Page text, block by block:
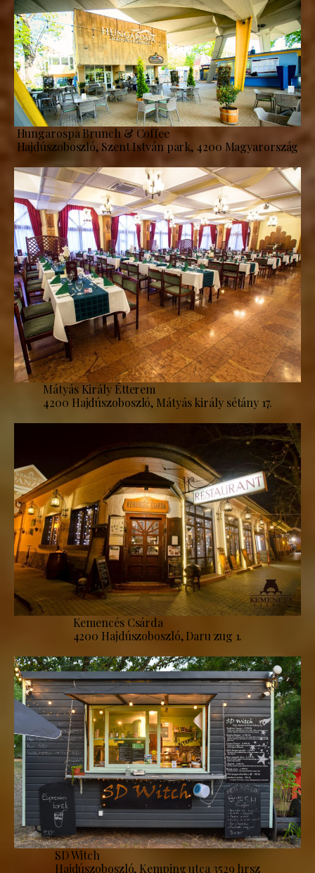
Hungarospa Brunch & Coffee
Hajdúszoboszló, Szent István park, 4200 Magyarország
Mátyás Király Étterem
4200 Hajdúszoboszló, Mátyás király sétány 17.
Kemencés Csárda
4200 Hajdúszoboszló, Daru zug 1.
SD Witch
Hajdúszoboszló, Kemping utca 3529 hrsz